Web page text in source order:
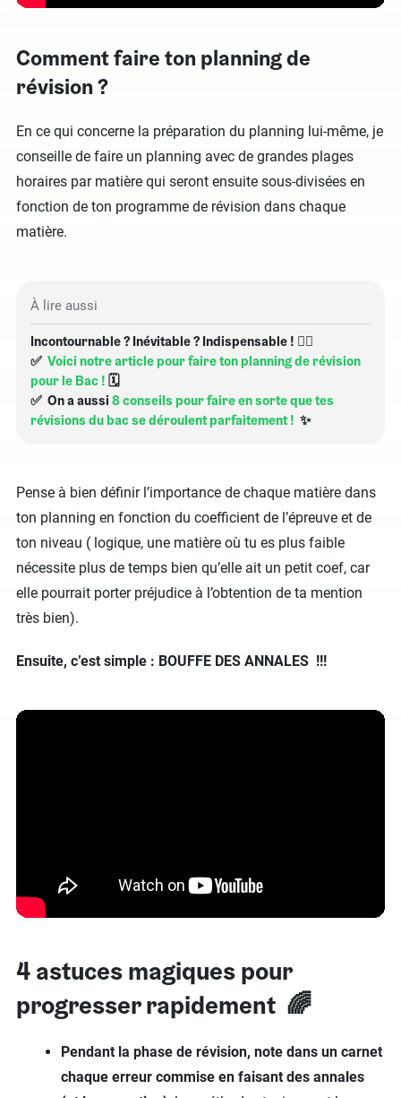
Comment faire ton planning de
révision ?
En ce qui concerne la préparation du planning lui-même, je
conseille de faire un planning avec de grandes plages
horaires par matière qui seront ensuite sous-divisées en
fonction de ton programme de révision dans chaque
matière.
À lire aussi
Incontournable ? Inévitable ? Indispensable ! 👇🏻
✅ Voici notre article pour faire ton planning de révision
pour le Bac ! 🗓
✅ On a aussi 8 conseils pour faire en sorte que tes
révisions du bac se déroulent parfaitement ! ✨
Pense à bien définir l’importance de chaque matière dans
ton planning en fonction du coefficient de l’épreuve et de
ton niveau ( logique, une matière où tu es plus faible
nécessite plus de temps bien qu’elle ait un petit coef, car
elle pourrait porter préjudice à l’obtention de ta mention
très bien).
Ensuite, c’est simple : BOUFFE DES ANNALES !!!
4 astuces magiques pour
progresser rapidement 🌈
Pendant la phase de révision, note dans un carnet
chaque erreur commise en faisant des annales